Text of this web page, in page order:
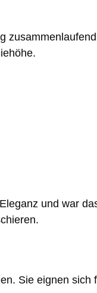
und war
Sie eignen